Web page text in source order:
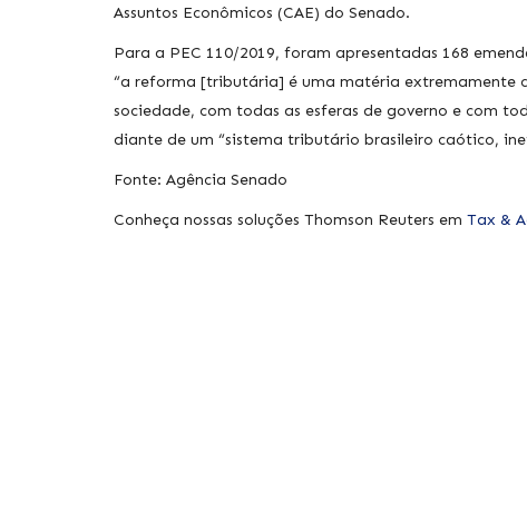
Assuntos Econômicos (CAE) do Senado.
Para a PEC 110/2019, foram apresentadas 168
“a reforma [tributária] é uma matéria extremamente
sociedade, com todas as esferas de governo e com
diante de um “sistema tributário brasileiro caótico,
Fonte: Agência Senado
Conheça nossas soluções Thomson Reuters em Tax &